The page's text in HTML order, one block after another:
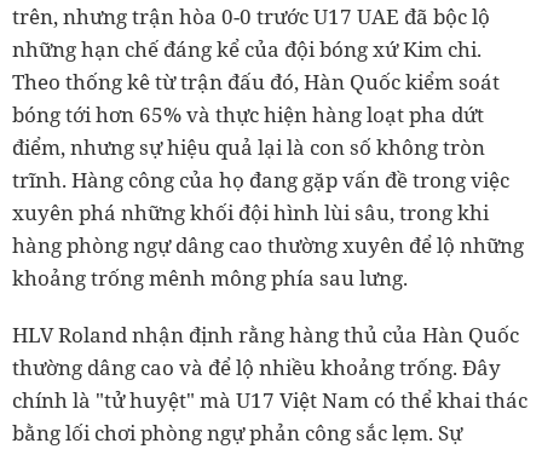
trên, nhưng trận hòa 0-0 trước U17 UAE đã bộc lộ
những hạn chế đáng kể của đội bóng xứ Kim chi.
Theo thống kê từ trận đấu đó, Hàn Quốc kiểm soát
bóng tới hơn 65% và thực hiện hàng loạt pha dứt
điểm, nhưng sự hiệu quả lại là con số không tròn
trĩnh. Hàng công của họ đang gặp vấn đề trong việc
xuyên phá những khối đội hình lùi sâu, trong khi
hàng phòng ngự dâng cao thường xuyên để lộ những
khoảng trống mênh mông phía sau lưng.
HLV Roland nhận định rằng hàng thủ của Hàn Quốc
thường dâng cao và để lộ nhiều khoảng trống. Đây
chính là "tử huyệt" mà U17 Việt Nam có thể khai thác
bằng lối chơi phòng ngự phản công sắc lẹm. Sự